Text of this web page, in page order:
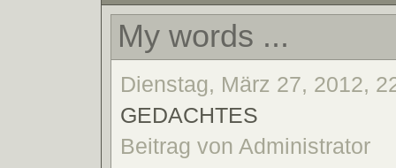
My words ...
Dienstag, März 27, 2012,
GEDACHTES
Beitrag von Administrator